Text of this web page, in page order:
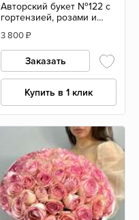
Авторский букет №122 с
гортензией, розами и
3 800₽
Заказать
Купить в 1 клик